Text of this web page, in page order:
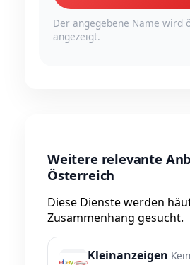
Der angegebene Name wird
angezeigt.
Weitere relevante
Österreich
Diese Dienste werden
Zusammenhang gesucht.
Kleinanzeigen